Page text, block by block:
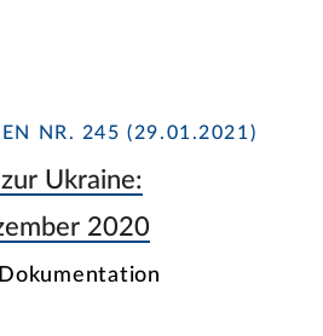
NR. 245 (29.01.2021)
Ukraine:
2020